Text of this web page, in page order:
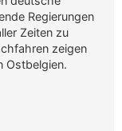
Regierungen
Zeiten zu
zeigen
Ostbelgien.